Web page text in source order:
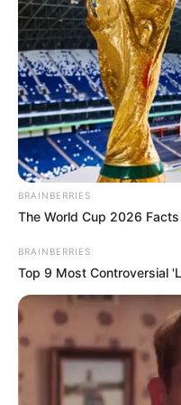
Θλίψη στην Εύβοια
Ακολουθήστε το
News
Πατήστε στον
τον Γιώργο
BRAINBERRIES
The World Cup 2026
BRAINBERRIES
Top 9 Most Controversial